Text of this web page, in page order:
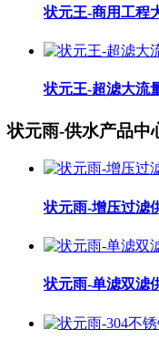
状元王-商用工程
状元王-超滤大流
状元雨-供水产品中
状元雨-增压过滤
状元雨-单滤双滤